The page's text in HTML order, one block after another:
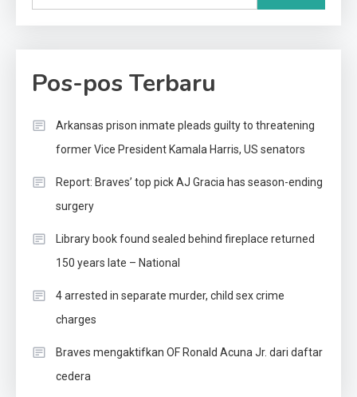
Pos-pos Terbaru
Arkansas prison inmate pleads guilty to threatening
former Vice President Kamala Harris, US senators
Report: Braves’ top pick AJ Gracia has season-ending
surgery
Library book found sealed behind fireplace returned
150 years late – National
4 arrested in separate murder, child sex crime
charges
Braves mengaktifkan OF Ronald Acuna Jr. dari daftar
cedera